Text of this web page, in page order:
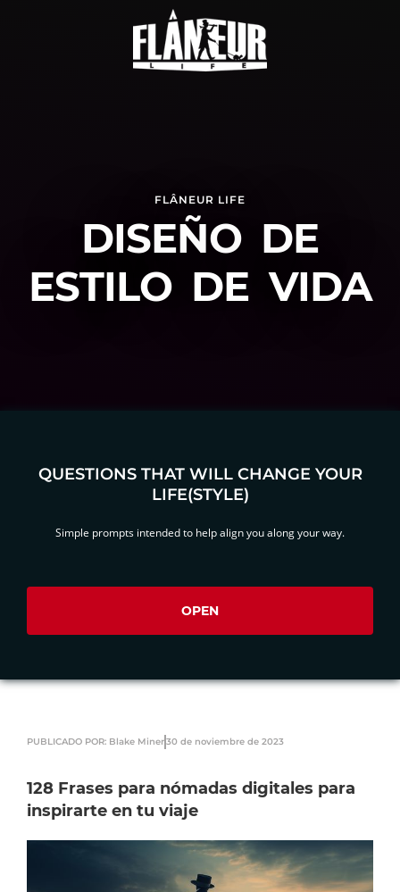
FLÂNEUR LIFE
DISEÑO DE
ESTILO DE VIDA
QUESTIONS THAT WILL CHANGE YOUR
LIFE(STYLE)
Simple prompts intended to help align you along your way.
OPEN
PUBLICADO POR: Blake Miner30 de noviembre de 2023
128 Frases para nómadas digitales para
inspirarte en tu viaje